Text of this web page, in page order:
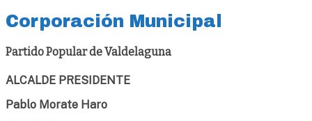
Corporación Municipal
Partido Popular de Valdelaguna
ALCALDE PRESIDENTE
Pablo Morate Haro